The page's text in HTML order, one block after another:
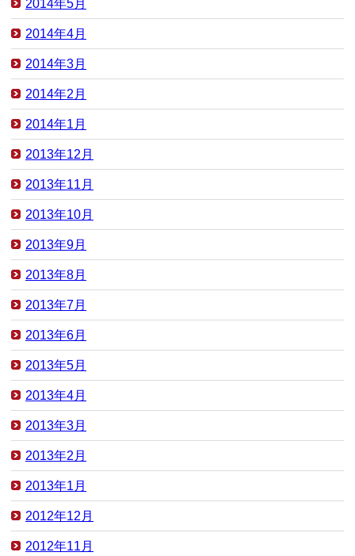
2014年5月
2014年4月
2014年3月
2014年2月
2014年1月
2013年12月
2013年11月
2013年10月
2013年9月
2013年8月
2013年7月
2013年6月
2013年5月
2013年4月
2013年3月
2013年2月
2013年1月
2012年12月
2012年11月